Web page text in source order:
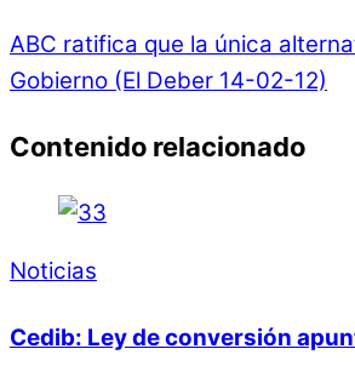
ABC ratifica que la única
Gobierno (El Deber 14-02-12)
Contenido relacionado
Noticias
Cedib: Ley de conversión